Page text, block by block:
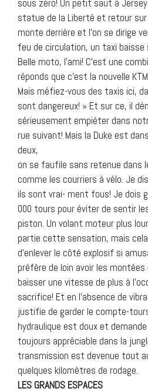
sous zéro! Un petit saut à
statue de la Liberté et retour
monte derrière et l’on se dirige
feu de circulation, un taxi
Belle moto, l’ami! C’est une
réponds que c’est la nouvelle
Mais méfiez-vous des taxis ici,
sont dangereux! » Et sur ce, il
sérieusement empiéter dans
rue suivant! Mais la Duke est
deux,
on se faufile sans retenue dans
comme les courriers à vélo. Je
ils sont vrai- ment fous! Je dois
000 tours pour éviter de sentir
piston. Un volant moteur plus
partie cette sensation, mais
d’enlever le côté explosif si
préfère de loin avoir les
baisser une vitesse de plus à
sacrifice! Et en l’absence de
justifie de garder le compte-
hydraulique est doux et
toujours appréciable dans la
transmission est devenue tout
quelques kilomètres de rodage.
LES GRANDS ESPACES